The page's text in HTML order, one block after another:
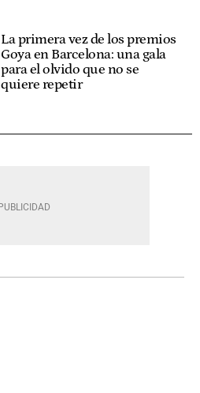
La primera vez de los premios
Goya en Barcelona: una gala
para el olvido que no se
quiere repetir